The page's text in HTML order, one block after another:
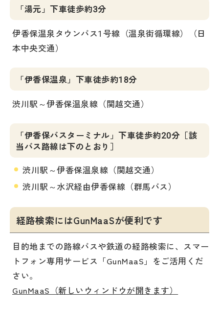
「湯元」下車徒歩約3分
伊香保温泉タウンバス1号線（温泉街循環線）（日
本中央交通）
「伊香保温泉」下車徒歩約18分
渋川駅～伊香保温泉線（関越交通）
「伊香保バスターミナル」下車徒歩約20分［該
当バス路線は下のとおり］
渋川駅～伊香保温泉線（関越交通）
渋川駅～水沢経由伊香保線（群馬バス）
経路検索にはGunMaaSが便利です
目的地までの路線バスや鉄道の経路検索に、スマー
トフォン専用サービス「GunMaaS」をご活用くだ
さい。
GunMaaS（新しいウィンドウが開きます）